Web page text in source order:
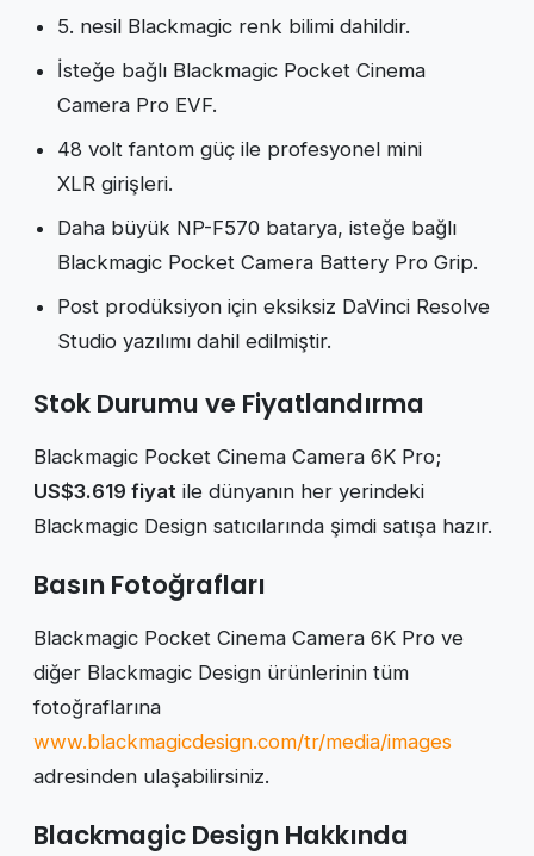
5. nesil Blackmagic renk bilimi dahildir.
İsteğe bağlı Blackmagic Pocket Cinema
Camera Pro EVF.
48 volt fantom güç ile profesyonel mini
XLR girişleri.
Daha büyük NP-F570 batarya, isteğe bağlı
Blackmagic Pocket Camera Battery Pro Grip.
Post prodüksiyon için eksiksiz DaVinci Resolve
Studio yazılımı dahil edilmiştir.
Stok Durumu ve Fiyatlandırma
Blackmagic Pocket Cinema Camera 6K Pro;
US$3.619 fiyat ile dünyanın her yerindeki
Blackmagic Design satıcılarında şimdi satışa hazır.
Basın Fotoğrafları
Blackmagic Pocket Cinema Camera 6K Pro ve
diğer Blackmagic Design ürünlerinin tüm
fotoğraflarına
www.blackmagicdesign.com/tr/media/images
adresinden ulaşabilirsiniz.
Blackmagic Design Hakkında